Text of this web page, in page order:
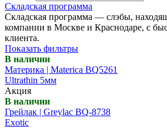
Складская программа
Складская программа — слэбы,
компании в Москве и Краснодаре, с
клиента.
Показать фильтры
В наличии
Материка | Materica BQ5261
Ultrathin 5мм
Акция
В наличии
Грейлак | Greylac BQ-8738
Exotic